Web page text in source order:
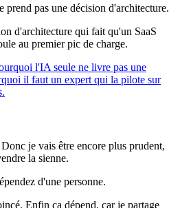
pas une décision d'architecture.
d'architecture qui fait qu'un SaaS
au premier pic de charge.
l'IA seule ne livre pas une
il faut un expert qui la pilote sur
je vais être encore plus prudent,
la sienne.
d'une personne.
Enfin ça dépend, car je partage